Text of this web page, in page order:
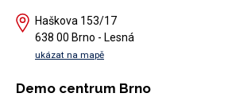
Haškova 153/17
638 00 Brno - Lesná
ukázat na mapě
Demo centrum Brno